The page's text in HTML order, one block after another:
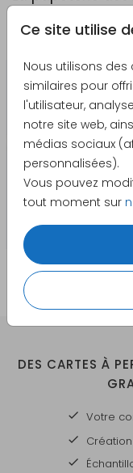
Ce site utilise
Nous utilisons
similaires pour
l'utilisateur,
notre site web,
médias sociaux
personnalisées).
Vous pouvez
tout moment sur
Urne
DES CARTES À
Votre